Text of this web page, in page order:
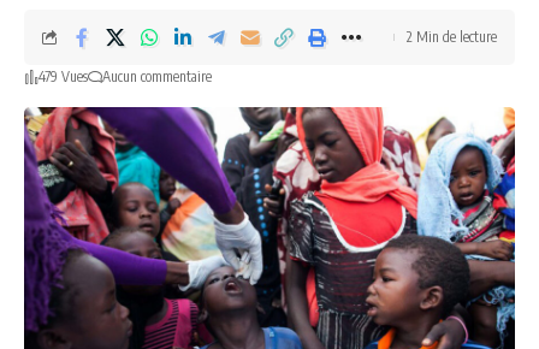
479 Vues Aucun commentaire
2 Min de lecture